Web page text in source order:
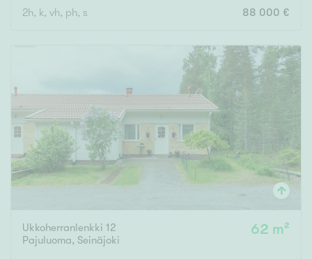
Uudiskohteet
Vain uudiskohteet Ei uudiskohteita
Vain arvokohteet Ei arvokohteita
2h, k, vh, ph, s 88 000 €
Ukkoherranlenkki 12
Pajuluoma, Seinäjoki
62 m²